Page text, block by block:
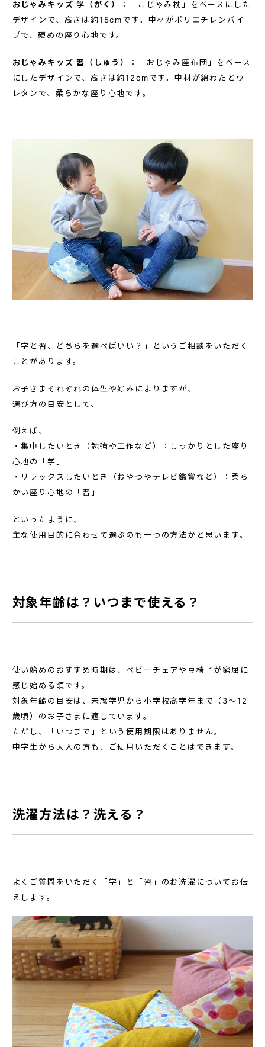
おじゃみキッズ 学（がく）
：「こじゃみ枕」をベースにした
デザインで、高さは約15cmです。中材がポリエチレンパイ
プで、硬めの座り心地です。
おじゃみキッズ 習（しゅう）
：「おじゃみ座布団」をベース
にしたデザインで、高さは約12cmです。中材が綿わたとウ
レタンで、柔らかな座り心地です。
「学と習、どちらを選べばいい？」というご相談をいただく
ことがあります。
お子さまそれぞれの体型や好みによりますが、
選び方の目安として、
例えば、
・集中したいとき（勉強や工作など）：しっかりとした座り
心地の「学」
・リラックスしたいとき（おやつやテレビ鑑賞など）：柔ら
かい座り心地の「習」
といったように、
主な使用目的に合わせて選ぶのも一つの方法かと思います。
対象年齢は？いつまで使える？
使い始めのおすすめ時期は、ベビーチェアや豆椅子が窮屈に
感じ始める頃です。
対象年齢の目安は、未就学児から小学校高学年まで（3～12
歳頃）のお子さまに適しています。
ただし、「いつまで」という使用期限はありません。
中学生から大人の方も、ご使用いただくことはできます。
洗濯方法は？洗える？
よくご質問をいただく「学」と「習」のお洗濯についてお伝
えします。